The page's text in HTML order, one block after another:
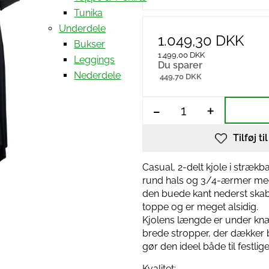
Tunika
Underdele
Bukser
Leggings
Nederdele
1.049,30 DKK
1.499,00 DKK
Du sparer
449,70 DKK
- +
Tilføj
Casual, 2-delt kjole i
rund hals og 3/4-ærmer
den buede kant nederst
toppe og er meget alsidig.
Kjolens længde er under
brede stropper, der dækker
gør den ideel både til